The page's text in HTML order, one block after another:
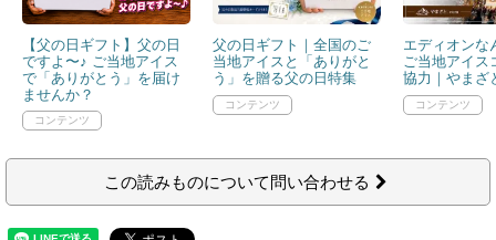
【父の日ギフト】父の日
ですよ〜♪ ご当地アイス
で「ありがとう」を届け
ませんか？
父の日ギフト｜全国のご
当地アイスと「ありがと
う」を贈る父の日特集
エディオンな
ご当地アイス
協力｜やまざ
この読みものについて問い合わせる